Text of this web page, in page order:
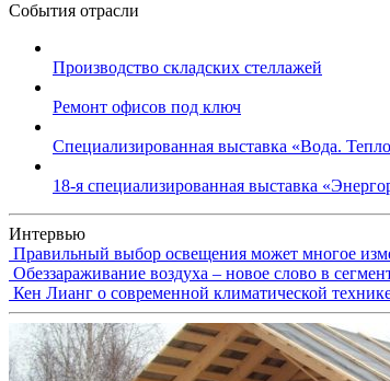
События отрасли
Производство складских стеллажей
Ремонт офисов под ключ
Специализированная выставка «Вода.
18-я специализированная выставка
Интервью
Правильный выбор освещения может многое
Обеззараживание воздуха – новое слово в
Кен Лианг о современной климатической